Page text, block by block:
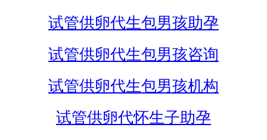
试管供卵代生包男孩助孕
试管供卵代生包男孩咨询
试管供卵代生包男孩机构
试管供卵代怀生子助孕